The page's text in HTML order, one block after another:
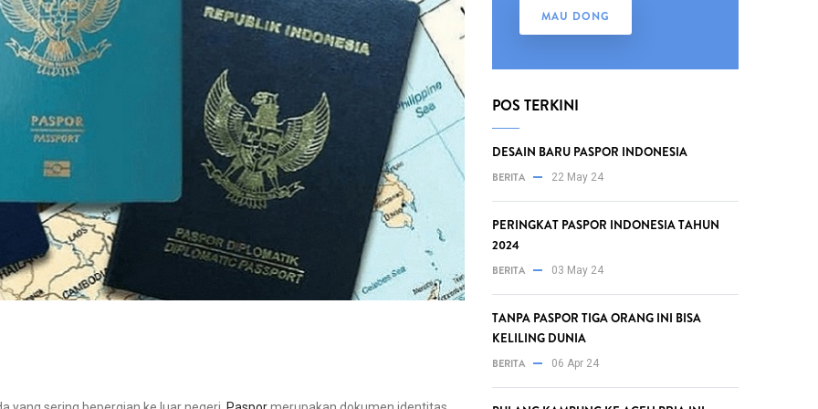
MAU DONG
POS TERKINI
DESAIN BARU PASPOR INDONESIA
BERITA 22 May 24
PERINGKAT PASPOR INDONESIA TAHUN
2024
BERITA 03 May 24
TANPA PASPOR TIGA ORANG INI BISA
KELILING DUNIA
BERITA 06 Apr 24